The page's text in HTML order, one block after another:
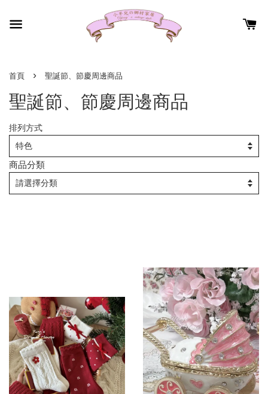
首頁 › 聖誕節、節慶周邊商品
聖誕節、節慶周邊商品
排列方式
商品分類